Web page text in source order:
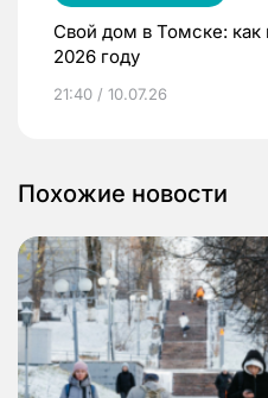
Свой дом в Томске: как
2026 году
21:40 / 10.07.26
Похожие новости